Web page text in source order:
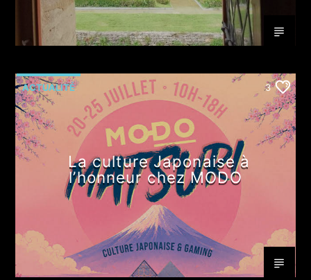
ACTUALITÉ 3
La culture Japonaise à
l’honneur chez MODO